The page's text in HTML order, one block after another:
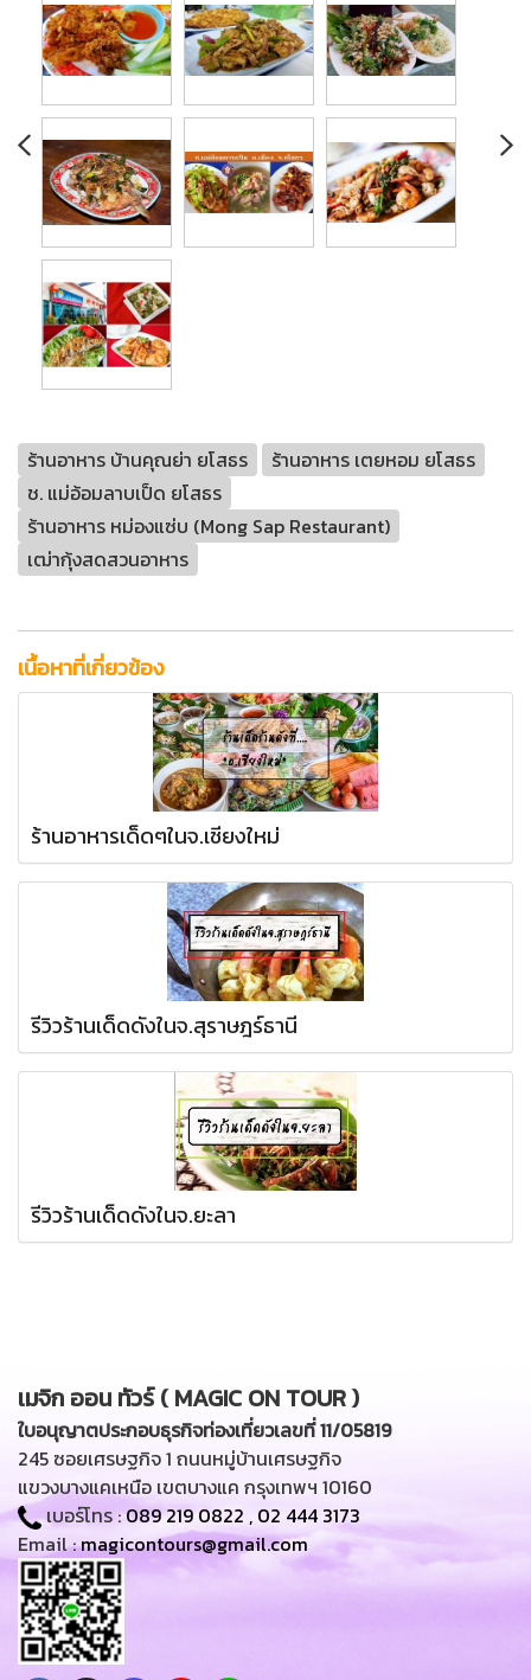
ร้านอาหาร บ้านคุณย่า ยโสธร
ร้านอาหาร เตยหอม ยโสธร
ช. แม่อ้อมลาบเป็ด ยโสธร
ร้านอาหาร หม่องแซ่บ (Mong Sap Restaurant)
เฒ่ากุ้งสดสวนอาหาร
เนื้อหาที่เกี่ยวข้อง
ร้านอาหารเด็ดๆในจ.เชียงใหม่
รีวิวร้านเด็ดดังในจ.สุราษฎร์ธานี
รีวิวร้านเด็ดดังในจ.ยะลา
เมจิก ออน ทัวร์ ( MAGIC ON TOUR )
ใบอนุญาตประกอบธุรกิจท่องเที่ยวเลขที่ 11/05819
245 ซอยเศรษฐกิจ 1 ถนนหมู่บ้านเศรษฐกิจ
แขวงบางแคเหนือ เขตบางแค กรุงเทพฯ 10160
เบอร์โทร :089 219 0822 , 02 444 3173
Email :magicontours@gmail.com